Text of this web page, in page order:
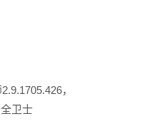
，
卫士